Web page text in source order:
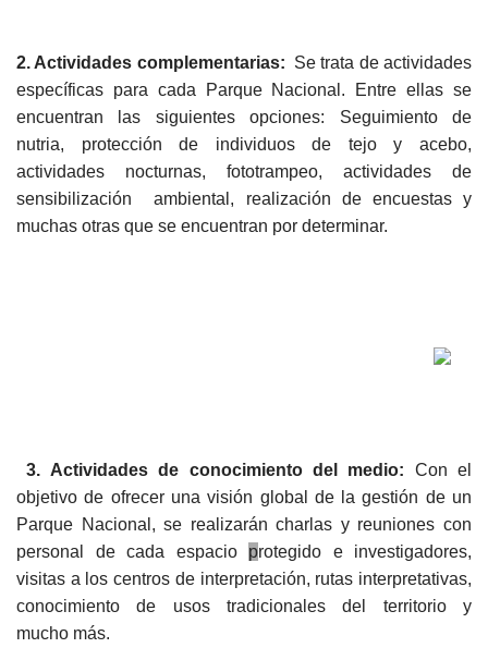
2. Actividades complementarias: Se trata de actividades
específicas para cada Parque Nacional. Entre ellas se
encuentran las siguientes opciones: Seguimiento de
nutria, protección de individuos de tejo y acebo,
actividades nocturnas, fototrampeo, actividades de
sensibilización ambiental, realización de encuestas y
muchas otras que se encuentran por determinar.
3. Actividades de conocimiento del medio: Con el
objetivo de ofrecer una visión global de la gestión de un
Parque Nacional, se realizarán charlas y reuniones con
personal de cada espacio protegido e investigadores,
visitas a los centros de interpretación, rutas interpretativas,
conocimiento de usos tradicionales del territorio y
mucho más.